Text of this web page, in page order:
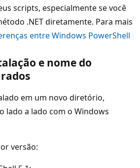
scripts, especialmente se você
.NET diretamente. Para mais
entre Windows PowerShell
e nome do
em um novo diretório,
lado a lado com o Windows
versão: